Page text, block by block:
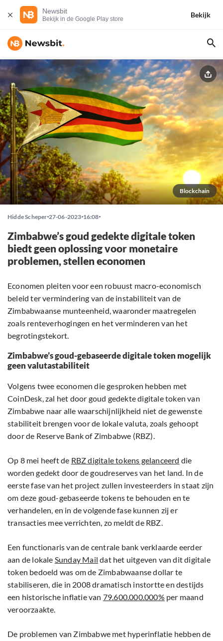
Newsbit
Bekijk in de Google Play store
Bekijk
Blockchain
Hidde Scheper 27-06-2023 16:08
Zimbabwe’s goud gedekte digitale token
biedt geen oplossing voor monetaire
problemen, stellen economen
Economen pleiten voor een robuust macro-economisch
beleid ter vermindering van de instabiliteit van de
Zimbabwaanse munteenheid, waaronder maatregelen
zoals renteverhogingen en het verminderen van het
begrotingstekort.
Zimbabwe’s goud-gebaseerde digitale token mogelijk
geen valutastabiliteit
Volgens twee economen die gesproken hebben met
CoinDesk, zal het door goud gedekte digitale token van
Zimbabwe naar alle waarschijnlijkheid niet de gewenste
stabiliteit brengen voor de lokale valuta, zoals gehoopt
door de Reserve Bank of Zimbabwe (RBZ).
Op 8 mei heeft de RBZ digitale tokens gelanceerd die
worden gedekt door de goudreserves van het land. In de
eerste fase van het project zullen investeerders in staat zijn
om deze goud-gebaseerde tokens te behouden en te
verhandelen, en in de volgende fase kunnen zij er
transacties mee verrichten, zo meldt de RBZ.
Een functionaris van de centrale bank verklaarde eerder
aan de lokale Sunday Mail dat het uitgeven van dit digitale
token bedoeld was om de Zimbabwaanse dollar te
stabiliseren, die in 2008 dramatisch instortte en destijds
een historische inflatie van 79.600.000.000% per maand
veroorzaakte.
De problemen van Zimbabwe met hyperinflatie hebben de